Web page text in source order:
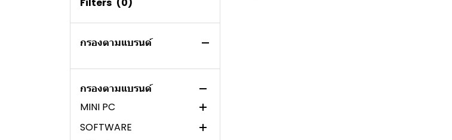
กรองตามแบรนด์
กรองตามแบรนด์
ACER NOTEBOOK (AMD)
ASUS
HP
LENOVO
MSI
COOLER MASTER
ASROCK
LEMEL PC (AMD)
LEMEL PC (INTEL)
LENOVO PC
LENOVO PC (AMD)
LENOVO PC (INTEL)
DELL PC
DELL PC (AMD)
DELL PC (INTEL)
ASUS PC
NVIDIA
ASUS PC (AMD)
ASUS PC (INTEL)
APPLE
HP PC
HP PC (AMD)
HP PC (INTEL)
HP (INTEL)
ASUS (AMD)
ASUS (INTEL)
DELL
DELL (AMD)
DELL (INTEL)
BROTHER
CANON
FUJIFILM
POWER COLOR
XFX
COLORFUL
SAPPHIRE
PALIT
ASUS
ZOTAC
INTEL
LENOVO
DELL
เคส
ZOTAC
DEEPCOOL
Jonsbo
DARKFLASH
HYTE
GALAX
โปรเจ็คเตอร์
VIEWSONIC
EPSON
PORT HUB
ASUS
ชุดระบายความร้อน
พัดลมเคส
ระบบระบายความร้อนด้วยน้ำ
หมึกปริ้นเตอร์และโทนเนอร์
PANTUM
FUJIFILM
MINI PC
MSI
SOFTWARE